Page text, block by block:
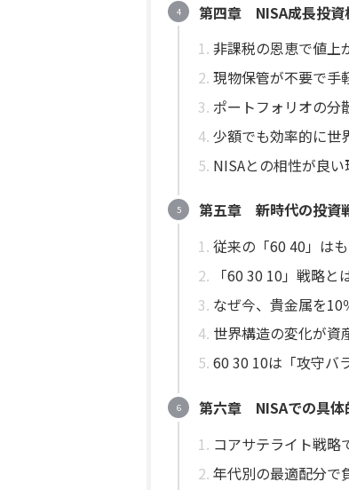
第四章 NISA成長投資
非課税の恩恵で値上
現物保管が不要で手
ポートフォリオの分
少額でも効率的に世
NISAとの相性が良
第五章 新時代の投資
従来の「60 40」は
「60 30 10」戦略と
なぜ今、貴金属を
世界構造の変化が資
60 30 10は「攻守バ
第六章 NISAでの具体
コアサテライト戦略
年代別の最適配分で